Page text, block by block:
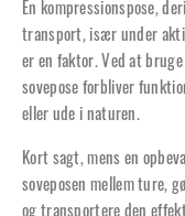
En kompressionspose,
transport, især under
er en faktor. Ved at
sovepose forbliver
eller ude i naturen.
Kort sagt, mens en
soveposen mellem ture,